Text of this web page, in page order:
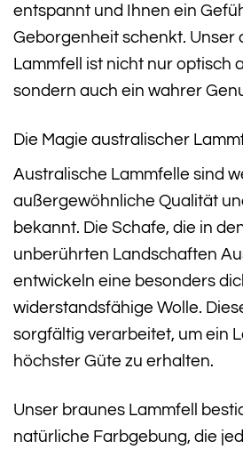
entspannt und Ihnen ein
Geborgenheit schenkt. Unser
Lammfell ist nicht nur optisch
sondern auch ein wahrer
Die Magie australischer
Australische Lammfelle sind
außergewöhnliche Qualität
bekannt. Die Schafe, die in
unberührten Landschaften
entwickeln eine besonders
widerstandsfähige Wolle.
sorgfältig verarbeitet, um ein
höchster Güte zu erhalten.
Unser braunes Lammfell
natürliche Farbgebung, die